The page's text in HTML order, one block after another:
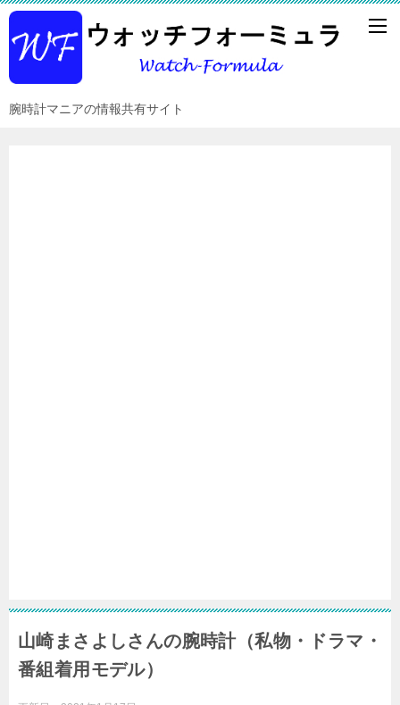
腕時計マニアの情報共有サイト
山崎まさよしさんの腕時計（私物・ドラマ・
番組着用モデル）